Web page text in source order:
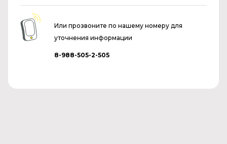
Или прозвоните по нашему номеру для
уточнения информации
8-988-505-2-505